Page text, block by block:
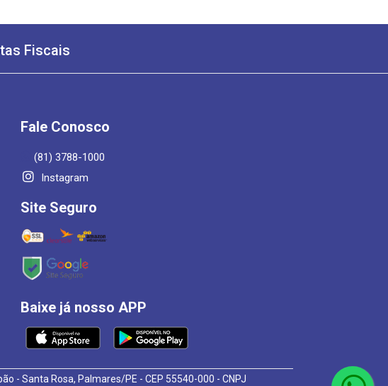
Fiscais
Fale Conosco
(81) 3788-1000
Instagram
Site Seguro
Baixe já nosso APP
- Santa Rosa, Palmares/PE - CEP 55540-000 - CNPJ